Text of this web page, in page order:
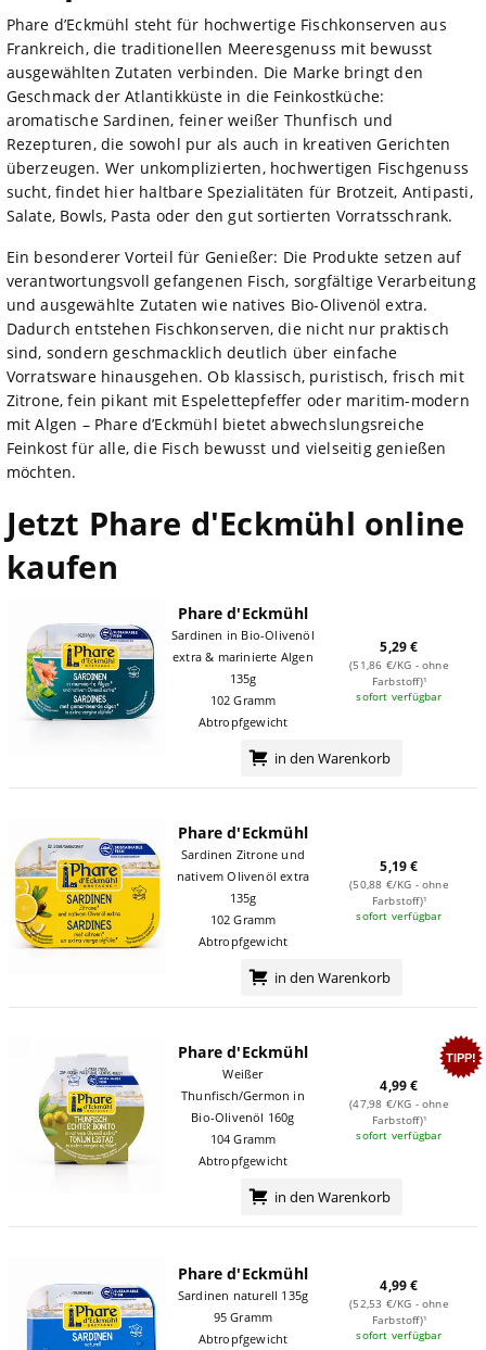
Phare d’Eckmühl steht für hochwertige Fischkonserven aus
Frankreich, die traditionellen Meeresgenuss mit bewusst
ausgewählten Zutaten verbinden. Die Marke bringt den
Geschmack der Atlantikküste in die Feinkostküche:
aromatische Sardinen, feiner weißer Thunfisch und
Rezepturen, die sowohl pur als auch in kreativen Gerichten
überzeugen. Wer unkomplizierten, hochwertigen Fischgenuss
sucht, findet hier haltbare Spezialitäten für Brotzeit, Antipasti,
Salate, Bowls, Pasta oder den gut sortierten Vorratsschrank.
Ein besonderer Vorteil für Genießer: Die Produkte setzen auf
verantwortungsvoll gefangenen Fisch, sorgfältige Verarbeitung
und ausgewählte Zutaten wie natives Bio-Olivenöl extra.
Dadurch entstehen Fischkonserven, die nicht nur praktisch
sind, sondern geschmacklich deutlich über einfache
Vorratsware hinausgehen. Ob klassisch, puristisch, frisch mit
Zitrone, fein pikant mit Espelettepfeffer oder maritim-modern
mit Algen – Phare d’Eckmühl bietet abwechslungsreiche
Feinkost für alle, die Fisch bewusst und vielseitig genießen
möchten.
Jetzt Phare d'Eckmühl online
kaufen
Phare d'Eckmühl
Sardinen in Bio-Olivenöl
extra & marinierte Algen
135g
102 Gramm
Abtropfgewicht
5,29 €
(51,86 €/KG - ohne
Farbstoff)¹
sofort verfügbar
in den Warenkorb
Phare d'Eckmühl
Sardinen Zitrone und
nativem Olivenöl extra
135g
102 Gramm
Abtropfgewicht
5,19 €
(50,88 €/KG - ohne
Farbstoff)¹
sofort verfügbar
in den Warenkorb
TIPP!
Phare d'Eckmühl
Weißer
Thunfisch/Germon in
Bio-Olivenöl 160g
104 Gramm
Abtropfgewicht
4,99 €
(47,98 €/KG - ohne
Farbstoff)¹
sofort verfügbar
in den Warenkorb
Phare d'Eckmühl
Sardinen naturell 135g
95 Gramm
Abtropfgewicht
4,99 €
(52,53 €/KG - ohne
Farbstoff)¹
sofort verfügbar